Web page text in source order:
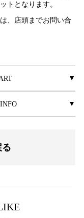
トとなります。
、店頭までお問い合
▲
▲